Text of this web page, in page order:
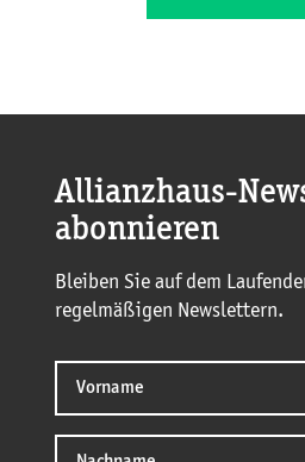
Allianzhaus-
abonnieren
Bleiben Sie auf dem
regelmäßigen Newslettern.